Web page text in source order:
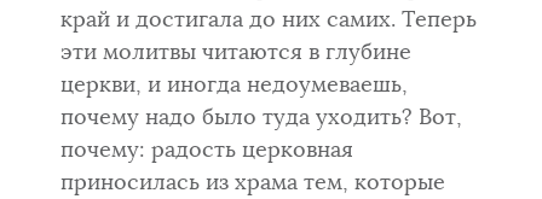
край и достигала до них самих. Теперь
эти молитвы читают­ся в глубине
церкви, и иногда недоумеваешь,
почему надо было туда уходить? Вот,
почему: радость церковная
приносилась из храма тем, кото­рые